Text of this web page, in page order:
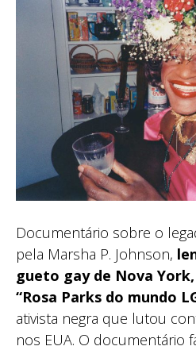
Documentário sobre o
pela Marsha P. Johnson,
gueto gay de Nova
“Rosa Parks do mundo
ativista negra que lutou
nos EUA. O documentário